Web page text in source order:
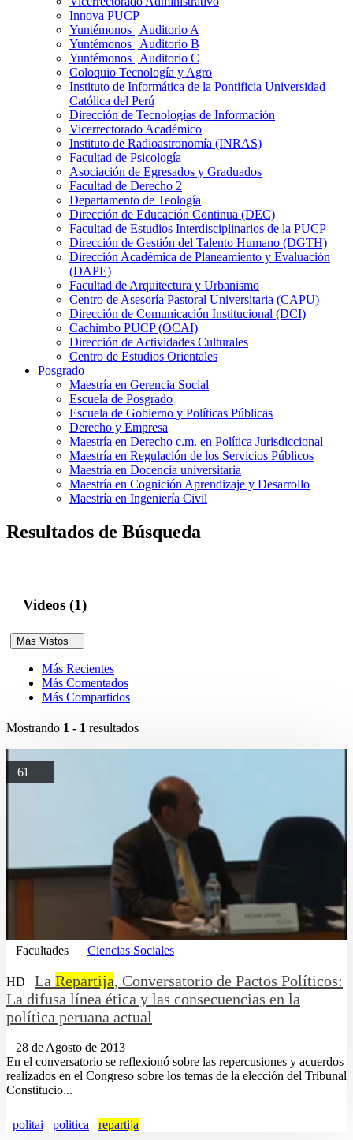
Innova PUCP
Yuntémonos | Auditorio A
Yuntémonos | Auditorio B
Yuntémonos | Auditorio C
Coloquio Tecnología y Agro
Instituto de Informática de la Pontificia Universidad
Católica del Perú
Dirección de Tecnologías de Información
Vicerrectorado Académico
Instituto de Radioastronomía (INRAS)
Facultad de Psicología
Asociación de Egresados y Graduados
Facultad de Derecho 2
Departamento de Teología
Dirección de Educación Continua (DEC)
Facultad de Estudios Interdisciplinarios de la PUCP
Dirección de Gestión del Talento Humano (DGTH)
Dirección Académica de Planeamiento y Evaluación
(DAPE)
Facultad de Arquitectura y Urbanismo
Centro de Asesoría Pastoral Universitaria (CAPU)
Dirección de Comunicación Institucional (DCI)
Cachimbo PUCP (OCAI)
Dirección de Actividades Culturales
Centro de Estudios Orientales
Posgrado
Maestría en Gerencia Social
Escuela de Posgrado
Escuela de Gobierno y Políticas Públicas
Derecho y Empresa
Maestría en Derecho c.m. en Política Jurisdiccional
Maestría en Regulación de los Servicios Públicos
Maestría en Docencia universitaria
Maestría en Cognición Aprendizaje y Desarrollo
Maestría en Ingeniería Civil
Resultados de Búsqueda
Videos (1)
Más Vistos
Más Recientes
Más Comentados
Más Compartidos
Mostrando 1 - 1 resultados
61
Facultades Ciencias Sociales
HD La Repartija, Conversatorio de Pactos Políticos:
La difusa línea ética y las consecuencias en la
política peruana actual
28 de Agosto de 2013
En el conversatorio se reflexionó sobre las repercusiones y acuerdos
realizados en el Congreso sobre los temas de la elección del Tribunal
Constitucio...
politai politica repartija